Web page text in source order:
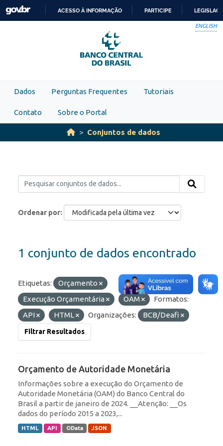
Skip to main content
PARA
O
CONTEÚDO
ACESSO À INFORMAÇÃO PARTICIPE
ENGLISH
Dados Perguntas Frequentes Tutoriais
Contato Sobre o Portal
Conjuntos de dados
Ordenar por
1 conjunto de dados encontrado
Etiquetas:
Orçamento
Execução Orçamentária
OAM
Formatos:
API
HTML Organizações: BCB/Deafi
Filtrar Resultados
Orçamento de Autoridade Monetária
Informações sobre a execução do Orçamento de
Autoridade Monetária (OAM) do Banco Central do
Brasil a partir de janeiro de 2024. __Atenção: __Os
dados do período 2015 a 2023,...
HTML API OData JSON